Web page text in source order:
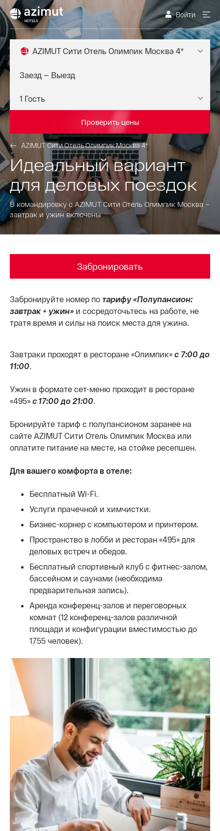
Войти
AZIMUT Сити Отель Олимпик Москва 4*
Проверить цены
AZIMUT Сити Отель Олимпик Москва 4*
Идеальный вариант
для деловых поездок
В командировку с AZIMUT Сити Отель Олимпик Москва –
завтрак и ужин включены
Забронировать
Забронируйте номер по тарифу «Полупансион:
завтрак + ужин» и сосредоточьтесь на работе, не
тратя время и силы на поиск места для ужина.
Завтраки проходят в ресторане «Олимпик» с 7:00 до
11:00.
Ужин в формате сет-меню проходит в ресторане
«495» с 17:00 до 21:00.
Бронируйте тариф с полупансионом заранее на
сайте AZIMUT Сити Отель Олимпик Москва или
оплатите питание на месте, на стойке ресепшен.
Для вашего комфорта в отеле:
Бесплатный Wi-Fi.
Услуги прачечной и химчистки.
Бизнес-корнер с компьютером и принтером.
Пространство в лобби и ресторан «495» для
деловых встреч и обедов.
Бесплатный спортивный клуб с фитнес-залом,
бассейном и саунами (необходима
предварительная запись).
Аренда конференц-залов и переговорных
комнат (12 конференц-залов различной
площади и конфигурации вместимостью до
1755 человек).